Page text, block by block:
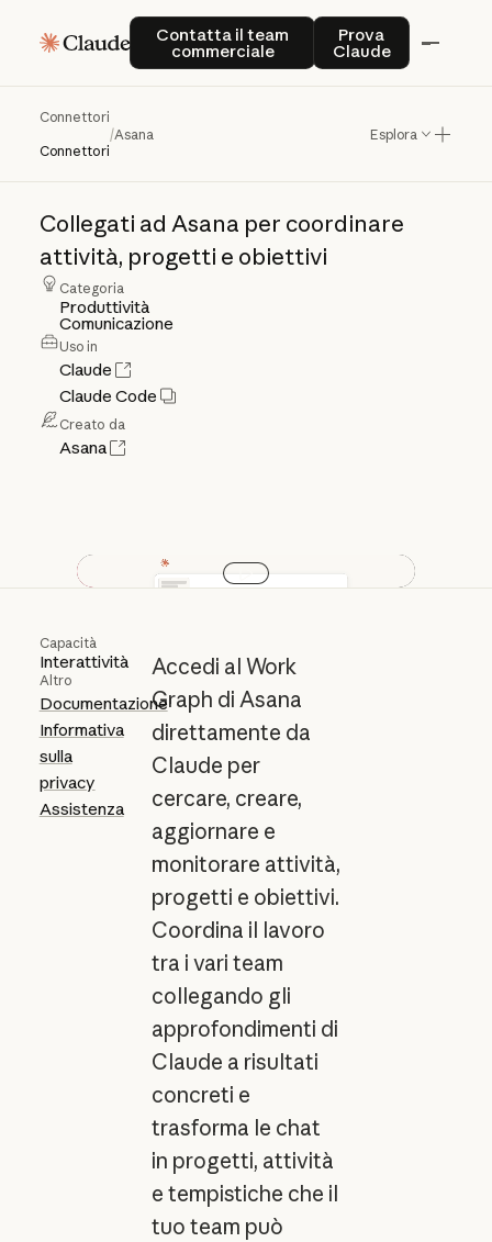
Contatta il team
commerciale
Contatta il team commerciale
Prova
Claude
Prova Claude
Connettori
Connettori
/Asana Esplora
Asana
Collegati ad Asana per coordinare
attività, progetti e obiettivi
Categoria
Produttività
Comunicazione
Uso in
Claude
Claude Code
Creato da
Asana
Play video
Capacità
Interattività
Altro
Documentazione
Informativa
sulla
privacy
Assistenza
Accedi al Work
Graph di Asana
direttamente da
Claude per
cercare, creare,
aggiornare e
monitorare attività,
progetti e obiettivi.
Coordina il lavoro
tra i vari team
collegando gli
approfondimenti di
Claude a risultati
concreti e
trasforma le chat
in progetti, attività
e tempistiche che il
tuo team può